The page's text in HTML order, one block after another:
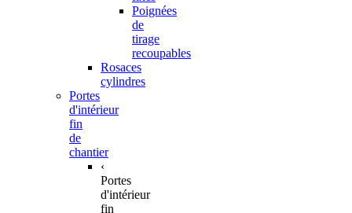
Poignées
de
tirage
recoupables
Rosaces
cylindres
Portes
d'intérieur
fin
de
chantier
‹
Portes
d'intérieur
fin